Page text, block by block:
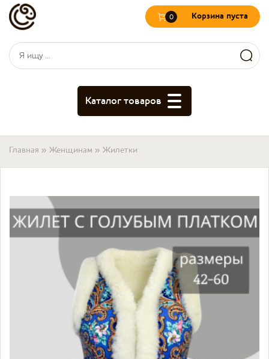
Форма поиска
Поиск
0 Корзина пуста
Каталог товаров
Вы здесь
Главная » Женщинам » Жилетки